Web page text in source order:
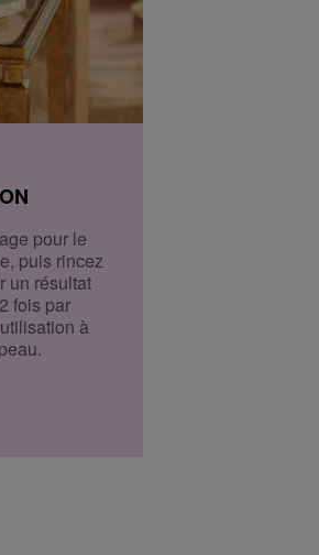
pour le
puis rincez
un résultat
fois par
à